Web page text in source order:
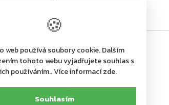
🍪
web používá soubory cookie. Dalším
tohoto webu vyjadřujete souhlas s
používáním.. Více informací zde.
Souhlasím